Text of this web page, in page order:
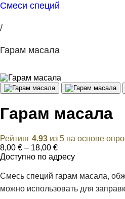
Смеси специй
/
Гарам масала
Гарам масала
Рейтинг 4.93 из 5 на основе
8,00 € – 18,00 €Диапазон
цен:
–
Доступно по адресу
Смесь специй гарам масала,
можно использовать для